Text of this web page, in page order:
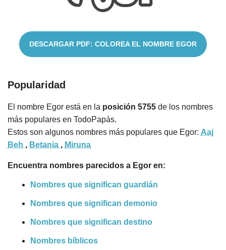
DESCARGAR PDF: COLOREA EL NOMBRE EGOR
Popularidad
El nombre Egor está en la posición 5755 de los nombres
más populares en TodoPapás.
Estos son algunos nombres más populares que Egor: Aaj
Beh , Betania , Miruna
Encuentra nombres parecidos a Egor en:
Nombres que significan guardián
Nombres que significan demonio
Nombres que significan destino
Nombres bíblicos